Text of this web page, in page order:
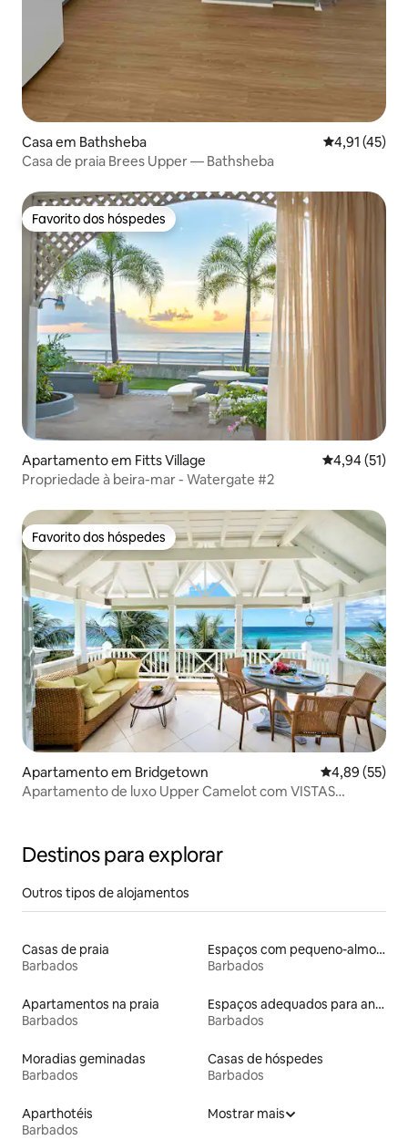
Casa em Bathsheba
4,91 (45)
Casa de praia Brees Upper — Bathsheba
Favorito dos hóspedes
Favorito dos hóspedes
Apartamento em Fitts Village Classificação
4,94 (51)
Propriedade à beira-mar - Watergate #2
Favorito dos hóspedes
Favorito dos hóspedes
Apartamento em Bridgetown Classificação
4,89 (55)
Apartamento de luxo Upper Camelot com VISTAS
Destinos para explorar
Outros tipos de alojamentos
Casas de praia
Barbados
Espaços com pequeno-almoço
Barbados
Apartamentos na praia
Barbados
Espaços adequados para animais de estimação
Barbados
Moradias geminadas
Barbados
Casas de hóspedes
Barbados
Aparthotéis
Barbados
Mostrar mais